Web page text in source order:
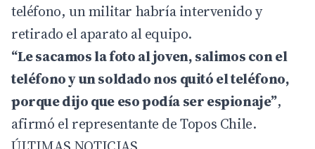
teléfono, un militar habría intervenido y
retirado el aparato al equipo.
“Le sacamos la foto al joven, salimos con el
teléfono y un soldado nos quitó el teléfono,
porque dijo que eso podía ser espionaje”,
afirmó el representante de Topos Chile.